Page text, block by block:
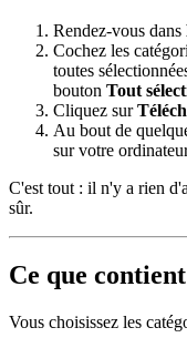
Rendez-vous dans
Cochez les
toutes
bouton Tout
Cliquez sur
Au bout de
sur votre
C'est tout : il n'y a rien
sûr.
Ce que
Vous choisissez les